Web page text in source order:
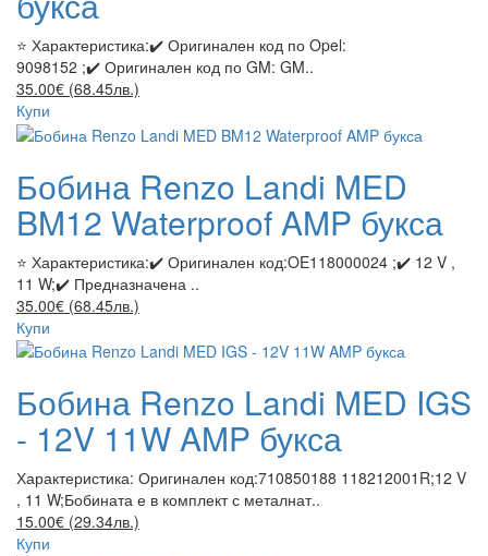
⭐ Характеристика:✔️ Оригинален код по Opel:
9098152 ;✔️ Оригинален код по GM: GM..
35.00€ (68.45лв.)
Купи
Бобина Renzo Landi MED
BM12 Waterproof AMP букса
⭐ Характеристика:✔️ Оригинален код:OE118000024 ;✔️ 12 V ,
11 W;✔️ Предназначена ..
35.00€ (68.45лв.)
Купи
Бобина Renzo Landi MED IGS
- 12V 11W AMP букса
Характеристика: Оригинален код:710850188 118212001R;12 V
, 11 W;Бобината е в комплект с металнат..
15.00€ (29.34лв.)
Купи